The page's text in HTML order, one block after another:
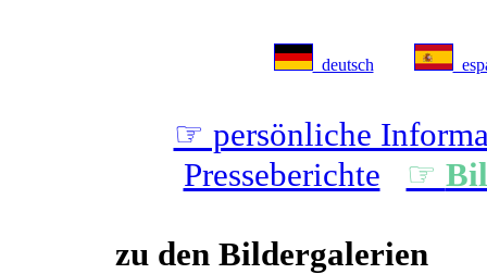
deutsch
☞ persönliche
Presseberichte
☞
zu den